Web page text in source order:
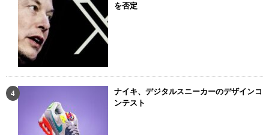
を否定
ナイキ、デジタルスニーカーのデザインコ
ンテスト